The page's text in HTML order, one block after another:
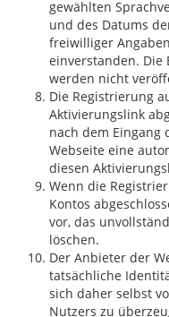
gewählten
und des Datums
freiwilliger
einverstanden. Die
werden nicht
Die Registrierung
Aktivierungslink
nach dem Eingang
Webseite eine
diesen
Wenn die
Kontos
vor, das
löschen.
Der Anbieter der
tatsächliche
sich daher selbst
Nutzers zu